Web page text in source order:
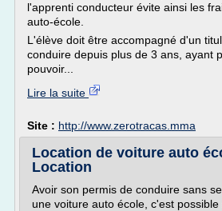
l'apprenti conducteur évite ainsi les
auto-école.
L'élève doit être accompagné d'un
conduire depuis plus de 3 ans, ayant
pouvoir...
Lire la suite
Site : http://www.zerotracas.mma
Location de voiture auto
Location
Avoir son permis de conduire sans
une voiture auto école, c'est possible